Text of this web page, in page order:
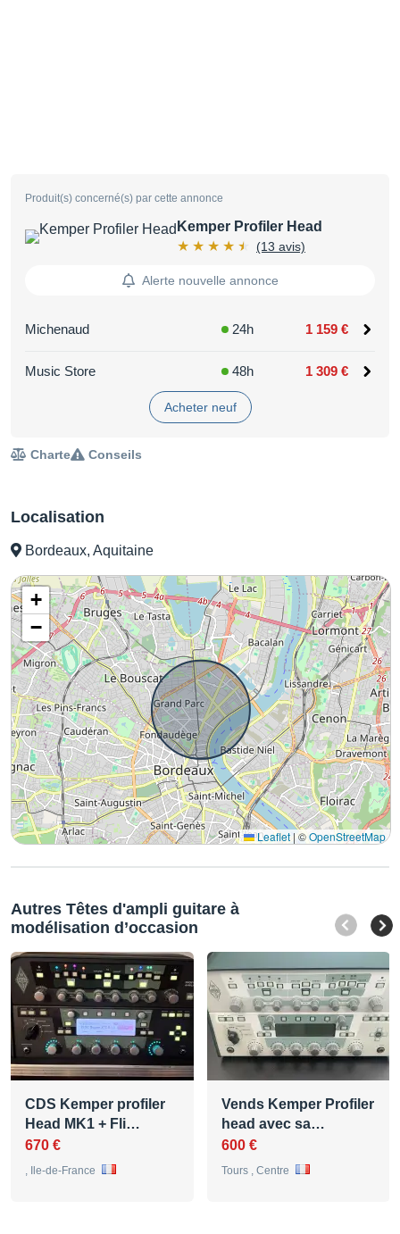
Localisation
Bordeaux, Aquitaine
+
−
Leaflet| ©OpenStreetMap
Produit(s) concerné(s) par cette annonce
Kemper Profiler Head
(13 avis)
Alerte nouvelle annonce
Michenaud 24h 1 159 €
Music Store 48h 1 309 €
Acheter neuf
Charte Conseils
Autres Têtes d'ampli guitare à
modélisation d’occasion
CDS Kemper profiler
Head MK1 + Fli…
670 €
, Ile-de-France
Vends Kemper Profiler
head avec sa…
600 €
Tours , Centre